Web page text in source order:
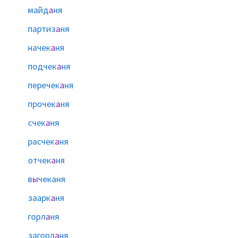
майданя
партизаня
начеканя
подчеканя
перечеканя
прочеканя
счеканя
расчеканя
отчеканя
вычеканя
заарканя
горланя
загорланя